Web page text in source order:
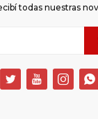
todas nuestras
   